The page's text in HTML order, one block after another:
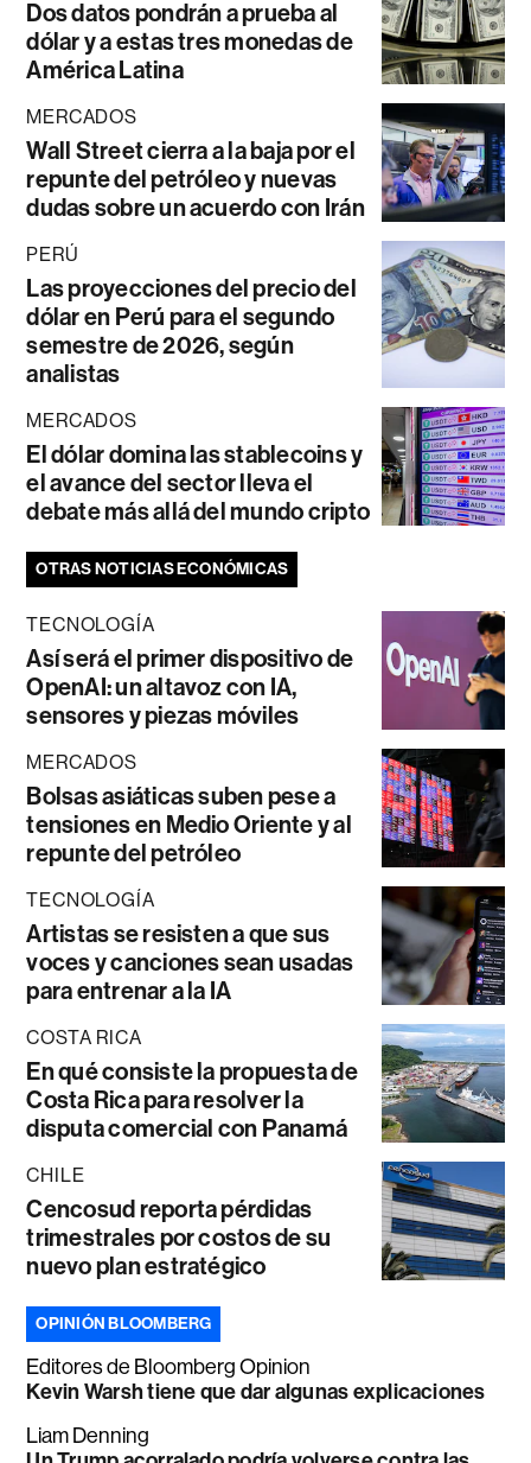
Dos datos pondrán a prueba al
dólar y a estas tres monedas de
América Latina
MERCADOS
Wall Street cierra a la baja por el
repunte del petróleo y nuevas
dudas sobre un acuerdo con Irán
PERÚ
Las proyecciones del precio del
dólar en Perú para el segundo
semestre de 2026, según
analistas
MERCADOS
El dólar domina las stablecoins y
el avance del sector lleva el
debate más allá del mundo cripto
OTRAS NOTICIAS ECONÓMICAS
TECNOLOGÍA
Así será el primer dispositivo de
OpenAI: un altavoz con IA,
sensores y piezas móviles
MERCADOS
Bolsas asiáticas suben pese a
tensiones en Medio Oriente y al
repunte del petróleo
TECNOLOGÍA
Artistas se resisten a que sus
voces y canciones sean usadas
para entrenar a la IA
COSTA RICA
En qué consiste la propuesta de
Costa Rica para resolver la
disputa comercial con Panamá
CHILE
Cencosud reporta pérdidas
trimestrales por costos de su
nuevo plan estratégico
OPINIÓN BLOOMBERG
Editores de Bloomberg Opinion
Kevin Warsh tiene que dar algunas explicaciones
Liam Denning